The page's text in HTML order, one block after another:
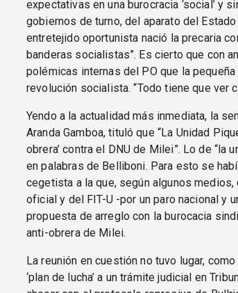
expectativas en una burocracia ‘social’ y
gobiernos de turno, del aparato del
entretejido oportunista nació la precaria
banderas socialistas”. Es cierto que con
polémicas internas del PO que la
revolución socialista. “Todo tiene que ver
Yendo a la actualidad más inmediata, la
Aranda Gamboa, tituló que “La Unidad
obrera’ contra el DNU de Milei”. Lo de
en palabras de Belliboni. Para esto se
cegetista a la que, según algunos
oficial y del FIT-U -por un paro nacional y
propuesta de arreglo con la burocacia
anti-obrera de Milei.
La reunión en cuestión no tuvo lugar,
‘plan de lucha’ a un trámite judicial en